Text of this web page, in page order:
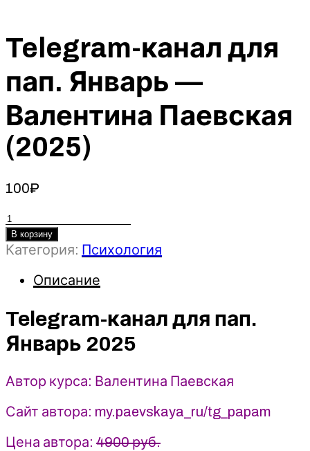
Telegram-канал для
пап. Январь —
Валентина Паевская
(2025)
100₽
Количество
товара
Telegram-
для
Январь
Валентина
(2025)
В корзину
Категория: Психология
Описание
Telegram-канал для пап.
Январь 2025
Автор курса: Валентина Паевская
Сайт автора: my.paevskaya_ru/tg_papam
Цена автора: 4900 руб.